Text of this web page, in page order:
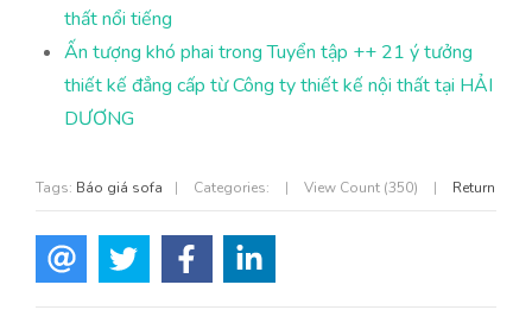
thất nổi tiếng
Ấn tượng khó phai trong Tuyển tập ++ 21 ý tưởng
thiết kế đẳng cấp từ Công ty thiết kế nội thất tại HẢI
DƯƠNG
Tags: Báo giá sofa | Categories: | View Count (350) | Return